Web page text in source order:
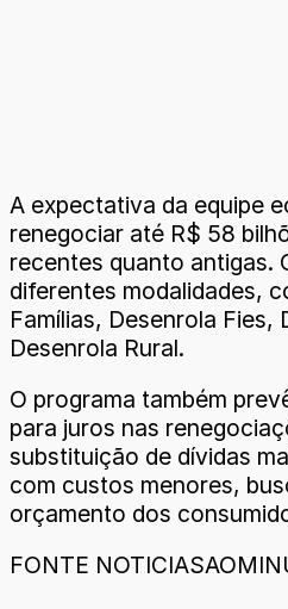
A expectativa da equipe
renegociar até R$ 58
recentes quanto antigas.
diferentes modalidades,
Famílias, Desenrola Fies,
Desenrola Rural.
O programa também
para juros nas
substituição de dívidas
com custos menores,
orçamento dos
FONTE